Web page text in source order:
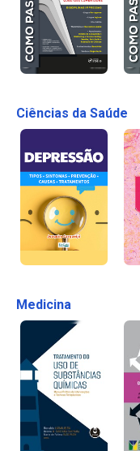
Ciências da Saúde
Medicina